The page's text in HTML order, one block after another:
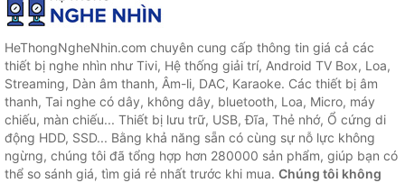
HeThongNgheNhin.com chuyên cung cấp thông tin giá cả các
thiết bị nghe nhìn như Tivi, Hệ thống giải trí, Android TV Box, Loa,
Streaming, Dàn âm thanh, Âm-li, DAC, Karaoke. Các thiết bị âm
thanh, Tai nghe có dây, không dây, bluetooth, Loa, Micro, máy
chiếu, màn chiếu... Thiết bị lưu trữ, USB, Đĩa, Thẻ nhớ, Ổ cứng di
động HDD, SSD... Bằng khả năng sẵn có cùng sự nỗ lực không
ngừng, chúng tôi đã tổng hợp hơn 280000 sản phẩm, giúp bạn có
thể so sánh giá, tìm giá rẻ nhất trước khi mua. Chúng tôi không